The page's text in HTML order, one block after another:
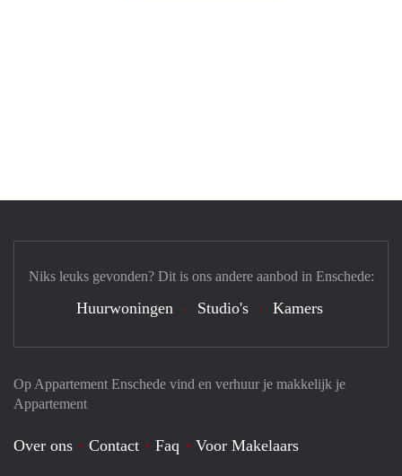
Op Appartement Enschede vind en verhuur je makkelijk je
Appartement
Over ons Contact Faq
Voor Makelaars
Niks leuks gevonden? Dit is ons andere aanbod in Enschede:
Huurwoningen Studio's Kamers